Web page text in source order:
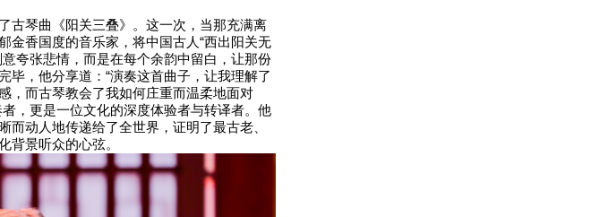
古琴曲《阳关三叠》。这一次，当那充满离
金香国度的音乐家，将中国古人“西出阳关无
夸张悲情，而是在每个余韵中留白，让那份
毕，他分享道：“演奏这首曲子，让我理解了
，而古琴教会了我如何庄重而温柔地面对
，更是一位文化的深度体验者与转译者。他
动人地传递给了全世界，证明了最古老、
背景听众的心弦。